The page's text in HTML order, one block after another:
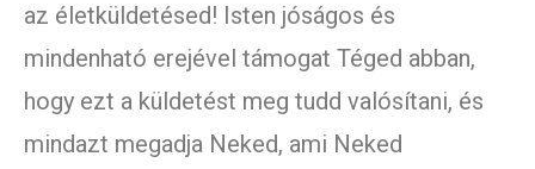
az életküldetésed! Isten jóságos és
mindenható erejével támogat Téged abban,
hogy ezt a küldetést meg tudd valósítani, és
mindazt megadja Neked, ami Neked